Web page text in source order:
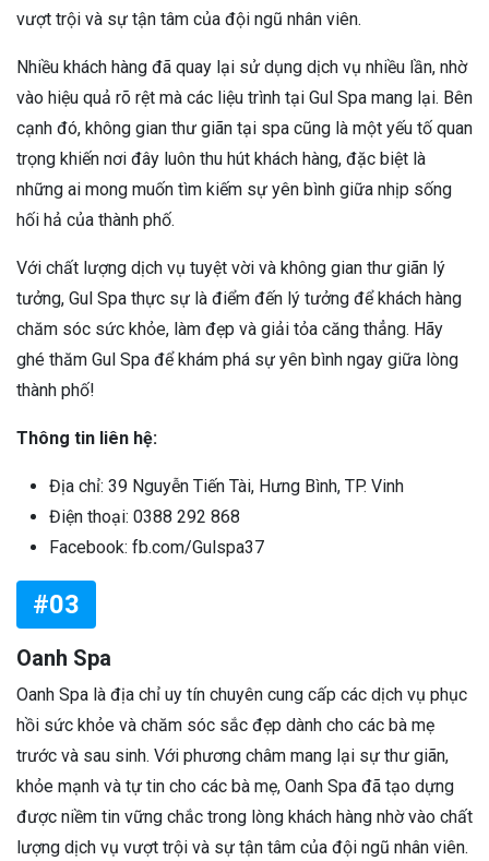
vượt trội và sự tận tâm của đội ngũ nhân viên.
Nhiều khách hàng đã quay lại sử dụng dịch vụ nhiều lần, nhờ
vào hiệu quả rõ rệt mà các liệu trình tại Gul Spa mang lại. Bên
cạnh đó, không gian thư giãn tại spa cũng là một yếu tố quan
trọng khiến nơi đây luôn thu hút khách hàng, đặc biệt là
những ai mong muốn tìm kiếm sự yên bình giữa nhịp sống
hối hả của thành phố.
Với chất lượng dịch vụ tuyệt vời và không gian thư giãn lý
tưởng, Gul Spa thực sự là điểm đến lý tưởng để khách hàng
chăm sóc sức khỏe, làm đẹp và giải tỏa căng thẳng. Hãy
ghé thăm Gul Spa để khám phá sự yên bình ngay giữa lòng
thành phố!
Thông tin liên hệ:
Địa chỉ: 39 Nguyễn Tiến Tài, Hưng Bình, TP. Vinh
Điện thoại: 0388 292 868
Facebook: fb.com/Gulspa37
#03
Oanh Spa
Oanh Spa là địa chỉ uy tín chuyên cung cấp các dịch vụ phục
hồi sức khỏe và chăm sóc sắc đẹp dành cho các bà mẹ
trước và sau sinh. Với phương châm mang lại sự thư giãn,
khỏe mạnh và tự tin cho các bà mẹ, Oanh Spa đã tạo dựng
được niềm tin vững chắc trong lòng khách hàng nhờ vào chất
lượng dịch vụ vượt trội và sự tận tâm của đội ngũ nhân viên.